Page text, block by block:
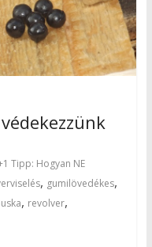
Tipp: Hogyan NE
, gumilövedékes,
, revolver,